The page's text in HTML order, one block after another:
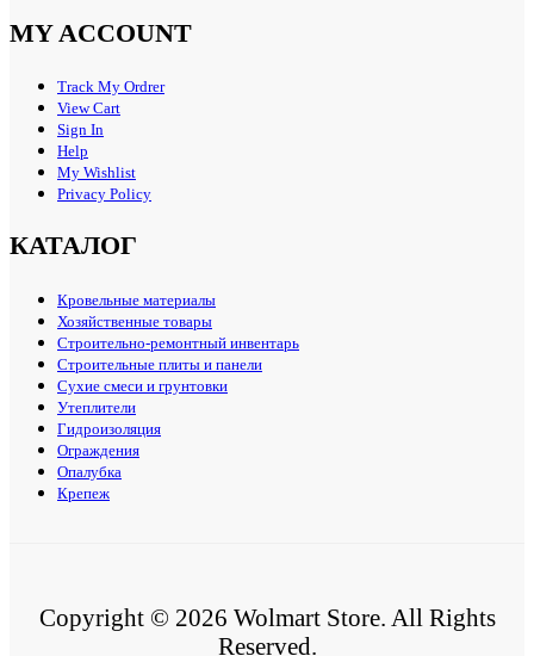
MY ACCOUNT
Track My Ordrer
View Cart
Sign In
Help
My Wishlist
Privacy Policy
КАТАЛОГ
Кровельные материалы
Хозяйственные товары
Строительно-ремонтный инвентарь
Строительные плиты и панели
Сухие смеси и грунтовки
Утеплители
Гидроизоляция
Ограждения
Опалубка
Крепеж
Copyright © 2026 Wolmart Store. All Rights
Reserved.